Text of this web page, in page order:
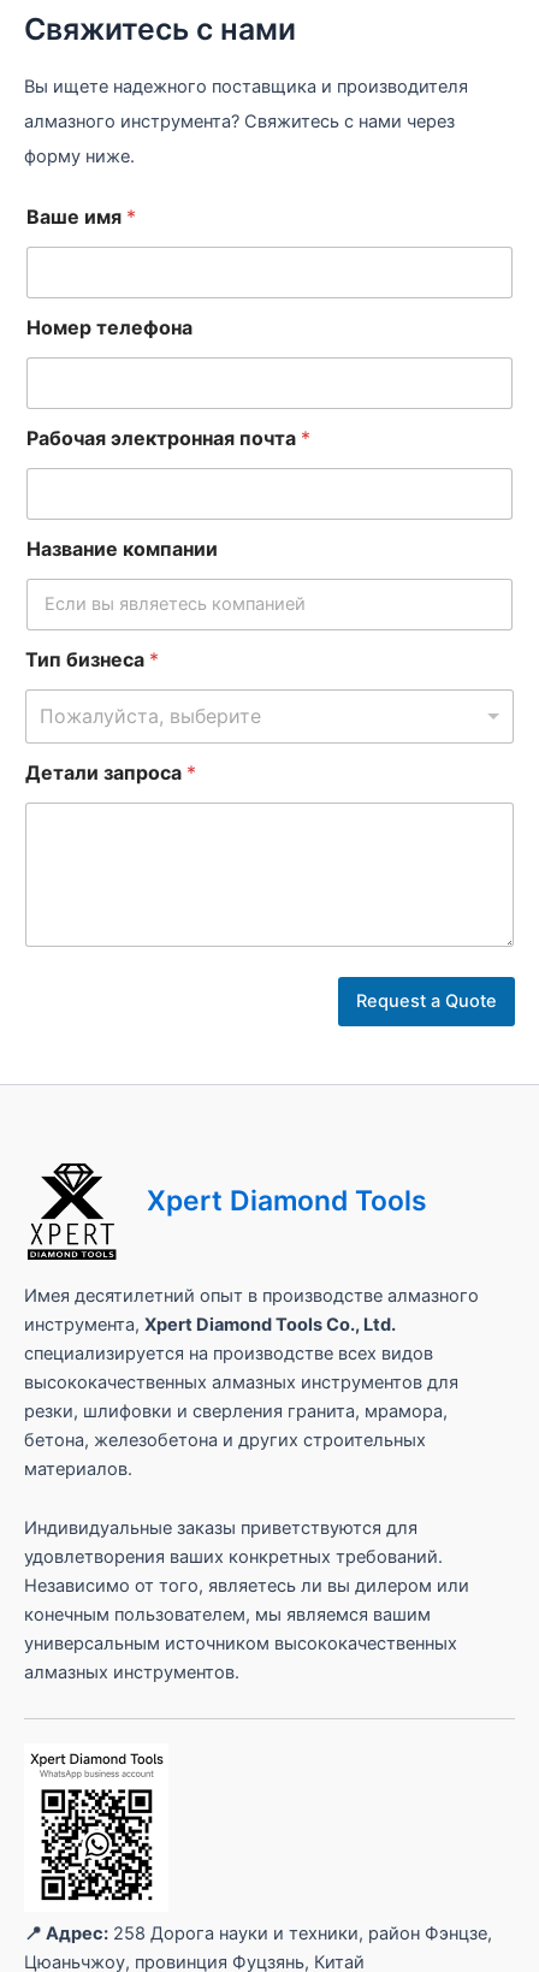
Свяжитесь с нами
Вы ищете надежного поставщика и производителя
алмазного инструмента? Свяжитесь с нами через
форму ниже.
Ваше имя *
Номер телефона
Рабочая электронная почта *
Название компании
Р
ч
а
Тип бизнеса *
Пожалуйста, выберите
Детали запроса *
Request a Quote
Xpert Diamond Tools
Имея десятилетний опыт в производстве алмазного
инструмента, Xpert Diamond Tools Co., Ltd.
специализируется на производстве всех видов
высококачественных алмазных инструментов для
резки, шлифовки и сверления гранита, мрамора,
бетона, железобетона и других строительных
материалов.
Индивидуальные заказы приветствуются для
удовлетворения ваших конкретных требований.
Независимо от того, являетесь ли вы дилером или
конечным пользователем, мы являемся вашим
универсальным источником высококачественных
алмазных инструментов.
📍 Адрес: 258 Дорога науки и техники, район Фэнцзе,
Цюаньчжоу, провинция Фуцзянь, Китай